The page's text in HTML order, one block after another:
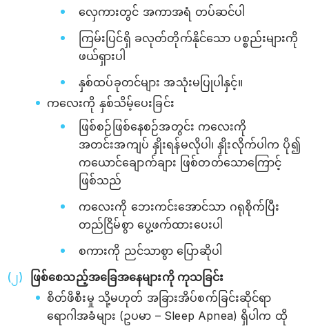
လှေကားတွင် အကာအရံ တပ်ဆင်ပါ
ကြမ်းပြင်ရှိ ခလုတ်တိုက်နိုင်သော ပစ္စည်းများကို
ဖယ်ရှားပါ
နှစ်ထပ်ခုတင်များ အသုံးမပြုပါနှင့်။
ကလေးကို နှစ်သိမ့်ပေးခြင်း
ဖြစ်စဉ်ဖြစ်နေစဉ်အတွင်း ကလေးကို
အတင်းအကျပ် နှိုးရန်မလိုပါ၊ နှိုးလိုက်ပါက ပို၍
ကယောင်ချောက်ချား ဖြစ်တတ်သောကြောင့်
ဖြစ်သည်
ကလေးကို ဘေးကင်းအောင်သာ ဂရုစိုက်ပြီး
တည်ငြိမ်စွာ ပွေ့ဖက်ထားပေးပါ
စကားကို ညင်သာစွာ ပြောဆိုပါ
ဖြစ်စေသည့်အခြေအနေများကို ကုသခြင်း
စိတ်ဖိစီးမှု သို့မဟုတ် အခြားအိပ်စက်ခြင်းဆိုင်ရာ
ရောဂါအခံများ (ဥပမာ – Sleep Apnea) ရှိပါက ထို